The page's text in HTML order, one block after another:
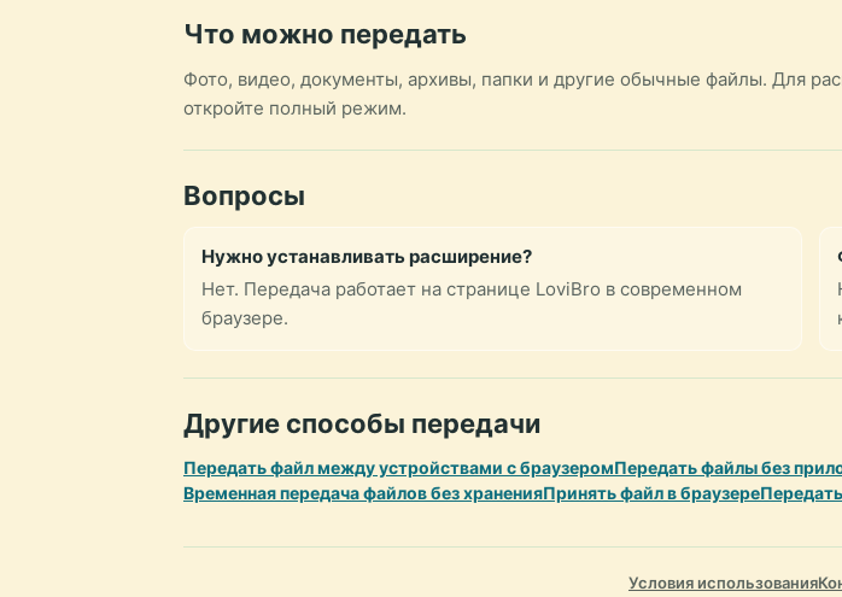
Что можно передать
Фото, видео, документы, архивы, папки и другие обычные файлы. Для
откройте полный режим.
Вопросы
Нужно устанавливать расширение?
Нет. Передача работает на странице LoviBro в современном
браузере.
Другие способы передачи
Передать файл между устройствами с браузеромПередать файлы без
Временная передача файлов без храненияПринять файл в браузере
Условия использования